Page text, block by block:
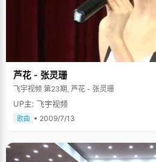
芦花 - 张灵珊
飞宇视频 第23期, 芦花 - 张灵珊
UP主: 飞宇视频
歌曲 • 2009/7/13